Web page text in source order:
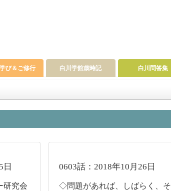
び＆ご修行 白川学館歳時記 白川問答集
日
研究会
0603話：2018年10月26日
◇問題があれば、しばらく、そ